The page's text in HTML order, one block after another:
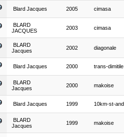
Blard Jacques 2005 cimasa
BLARD
JACQUES
2003 cimasa
BLARD
Jacques
2002 diagonale
Blard Jacques 2000 trans-dimitile
BLARD
Jacques
2000 makoise
Blard Jacques 1999 10km-st-
BLARD
Jacques
1999 makoise